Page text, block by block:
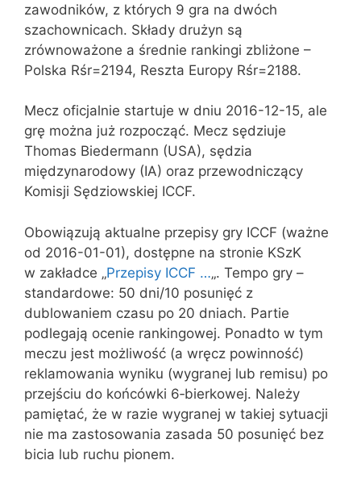
zawodników, z których 9 gra na dwóch
szachownicach. Składy drużyn są
zrównoważone a średnie rankingi zbliżone –
Polska Rśr=2194, Reszta Europy Rśr=2188.
Mecz oficjalnie startuje w dniu 2016-12-15, ale
grę można już rozpocząć. Mecz sędziuje
Thomas Biedermann (USA), sędzia
międzynarodowy (IA) oraz przewodniczący
Komisji Sędziowskiej ICCF.
Obowiązują aktualne przepisy gry ICCF (ważne
od 2016-01-01), dostępne na stronie KSzK
w zakładce „Przepisy ICCF …„. Tempo gry –
standardowe: 50 dni/10 posunięć z
dublowaniem czasu po 20 dniach. Partie
podlegają ocenie rankingowej. Ponadto w tym
meczu jest możliwość (a wręcz powinność)
reklamowania wyniku (wygranej lub remisu) po
przejściu do końcówki 6‑bierkowej. Należy
pamiętać, że w razie wygranej w takiej sytuacji
nie ma zastosowania zasada 50 posunięć bez
bicia lub ruchu pionem.